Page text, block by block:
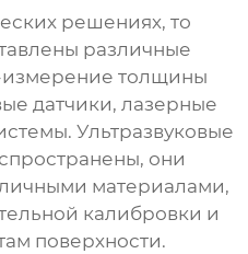
решениях, то
различные
толщины
датчики, лазерные
Ультразвуковые
они
материалами,
калибровки и
поверхности.